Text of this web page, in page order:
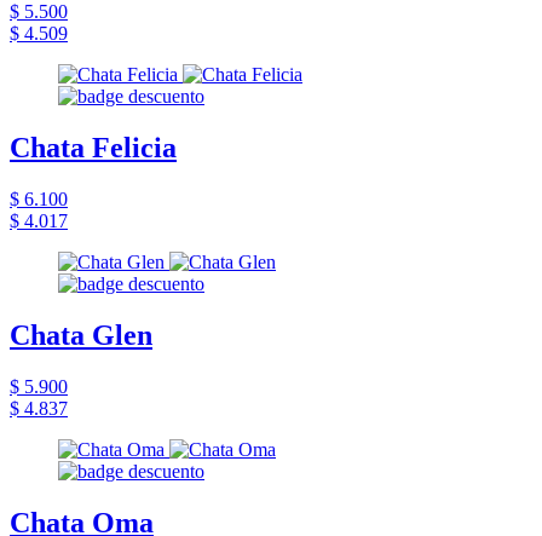
$ 5.500
$ 4.509
Chata Felicia
$ 6.100
$ 4.017
Chata Glen
$ 5.900
$ 4.837
Chata Oma